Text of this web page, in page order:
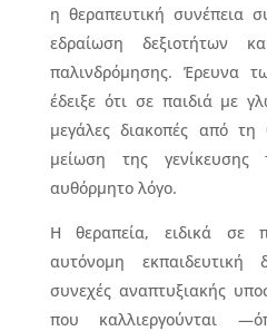
η θεραπευτική συνέπεια
εδραίωση δεξιοτήτων
παλινδρόμησης. Έρευνα
έδειξε ότι σε παιδιά με
μεγάλες διακοπές από
μείωση της γενίκευσης
αυθόρμητο λόγο.
Η θεραπεία, ειδικά σε
αυτόνομη εκπαιδευτική
συνεχές αναπτυξιακής
που καλλιεργούνται